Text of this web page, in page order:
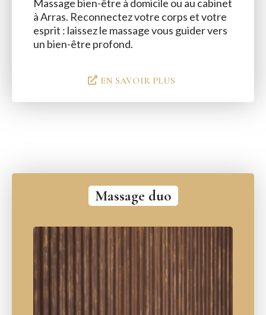
Massage bien-être à domicile ou au cabinet
à Arras. Reconnectez votre corps et votre
esprit : laissez le massage vous guider vers
un bien-être profond.
EN SAVOIR PLUS
Massage duo